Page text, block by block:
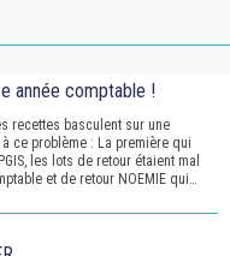
année comptable !
recettes basculent sur une
ce problème : La première qui
les lots de retour étaient mal
et de retour NOEMIE qui…